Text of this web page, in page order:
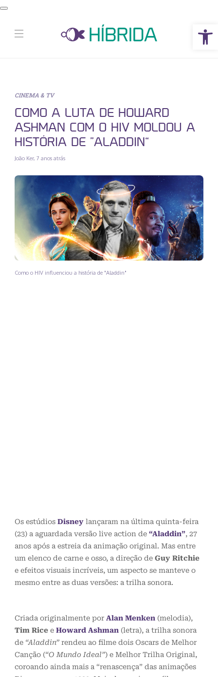
Abrir a barra de ferramentas
CINEMA & TV
COMO A LUTA DE HOWARD
ASHMAN COM O HIV MOLDOU A
HISTÓRIA DE “ALADDIN”
João Ker, 7 anos atrás
Como o HIV influenciou a história de "Aladdin"
Os estúdios Disney lançaram na última quinta-feira
(23) a aguardada versão live action de “Aladdin”, 27
anos após a estreia da animação original. Mas entre
um elenco de carne e osso, a direção de Guy Ritchie
e efeitos visuais incríveis, um aspecto se manteve o
mesmo entre as duas versões: a trilha sonora.
Criada originalmente por Alan Menken (melodia),
Tim Rice e Howard Ashman (letra), a trilha sonora
de “Aladdin” rendeu ao filme dois Oscars de Melhor
Canção (“O Mundo Ideal”) e Melhor Trilha Original,
coroando ainda mais a “renascença” das animações